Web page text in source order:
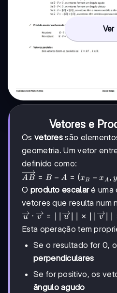
Ver
Vetores e
Os vetores são
geometria. Um vetor
definido como:
\overrightarrow{AB}
= B - A = (x_B -
x_A, y_B - y_A)
AB = B − A = (xB − xA , y
O produto escalaré uma
vetores que resulta num
\overrightarrow{u} \cdot
||\overrightarrow{u}||
\times
u ⋅ v = ∣∣u ∣∣ × ∣∣ v ∣∣
Esta operação tem
Se o resultado for 0,
perpendiculares
Se for positivo, os
ângulo agudo